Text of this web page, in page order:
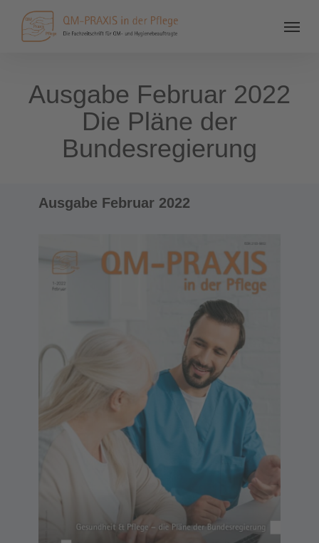
Ausgabe Februar 2022
Die Pläne der
Bundesregierung
Ausgabe Februar 2022